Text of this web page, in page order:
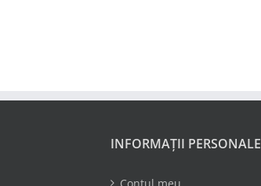
INFORMAȚII PERSONALE